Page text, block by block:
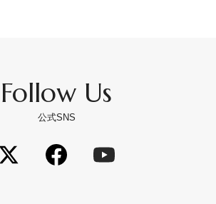
Follow Us
公式SNS